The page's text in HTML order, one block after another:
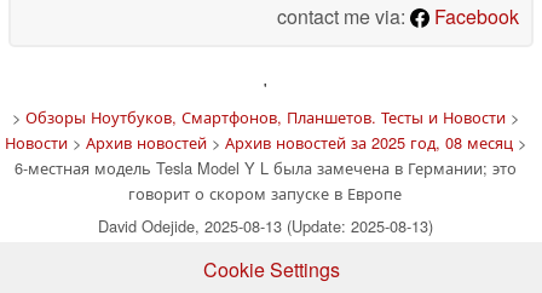
contact me via:
Facebook
'
> Обзоры Ноутбуков, Смартфонов, Планшетов. Тесты и Новости>
Новости> Архив новостей> Архив новостей за 2025 год, 08 месяц >
6-местная модель Tesla Model Y L была замечена в Германии; это
говорит о скором запуске в Европе
David Odejide, 2025-08-13 (Update: 2025-08-13)
Cookie Settings